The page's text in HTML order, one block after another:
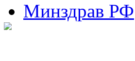
Минздрав РФ